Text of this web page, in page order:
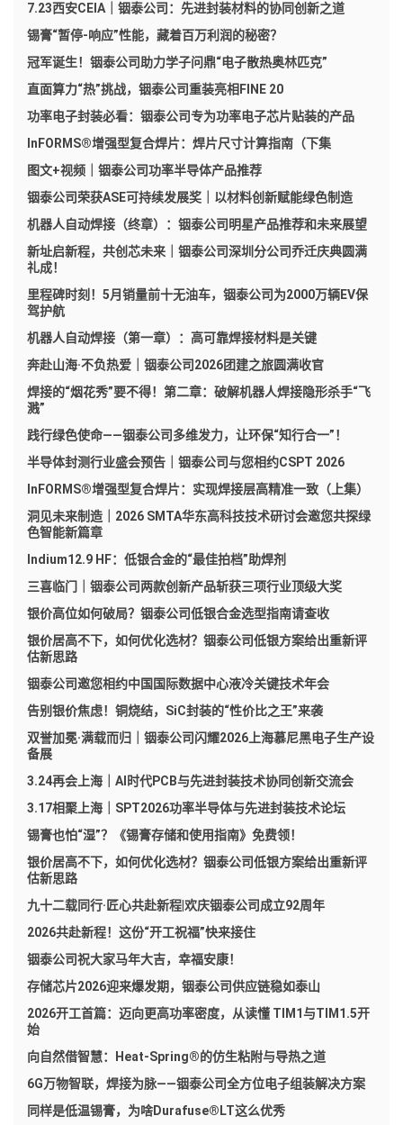
7.23西安CEIA｜铟泰公司：先进封装材料的协同创新之道
锡膏“暂停-响应”性能，藏着百万利润的秘密？
冠军诞生！铟泰公司助力学子问鼎“电子散热奥林匹克”
直面算力“热”挑战，铟泰公司重装亮相FINE 20
功率电子封装必看：铟泰公司专为功率电子芯片贴装的产品
InFORMS®增强型复合焊片：焊片尺寸计算指南（下集
图文+视频｜铟泰公司功率半导体产品推荐
铟泰公司荣获ASE可持续发展奖｜以材料创新赋能绿色制造
机器人自动焊接（终章）：铟泰公司明星产品推荐和未来展望
新址启新程，共创芯未来｜铟泰公司深圳分公司乔迁庆典圆满
礼成！
里程碑时刻！5月销量前十无油车，铟泰公司为2000万辆EV保
驾护航
机器人自动焊接（第一章）：高可靠焊接材料是关键
奔赴山海·不负热爱｜铟泰公司2026团建之旅圆满收官
焊接的“烟花秀”要不得！第二章：破解机器人焊接隐形杀手“飞
溅”
践行绿色使命——铟泰公司多维发力，让环保“知行合一”！
半导体封测行业盛会预告｜铟泰公司与您相约CSPT 2026
InFORMS®增强型复合焊片：实现焊接层高精准一致（上集）
洞见未来制造｜2026 SMTA华东高科技技术研讨会邀您共探绿
色智能新篇章
Indium12.9 HF：低银合金的“最佳拍档”助焊剂
三喜临门｜铟泰公司两款创新产品斩获三项行业顶级大奖
银价高位如何破局？铟泰公司低银合金选型指南请查收
银价居高不下，如何优化选材？铟泰公司低银方案给出重新评
估新思路
铟泰公司邀您相约中国国际数据中心液冷关键技术年会
告别银价焦虑！铜烧结，SiC封装的“性价比之王”来袭
双誉加冕·满载而归｜铟泰公司闪耀2026上海慕尼黑电子生产设
备展
3.24再会上海｜AI时代PCB与先进封装技术协同创新交流会
3.17相聚上海｜SPT2026功率半导体与先进封装技术论坛
锡膏也怕“湿”？《锡膏存储和使用指南》免费领！
银价居高不下，如何优化选材？铟泰公司低银方案给出重新评
估新思路
九十二载同行·匠心共赴新程|欢庆铟泰公司成立92周年
2026共赴新程！这份“开工祝福”快来接住
铟泰公司祝大家马年大吉，幸福安康！
存储芯片2026迎来爆发期，铟泰公司供应链稳如泰山
2026开工首篇：迈向更高功率密度，从读懂 TIM1与TIM1.5开
始
向自然借智慧：Heat-Spring®的仿生粘附与导热之道
6G万物智联，焊接为脉——铟泰公司全方位电子组装解决方案
同样是低温锡膏，为啥Durafuse®LT这么优秀